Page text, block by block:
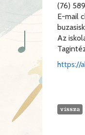
(76)
E-mail
Az
https://
vissza